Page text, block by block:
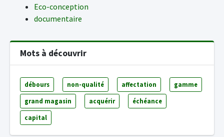
Eco-conception
documentaire
Mots à découvrir
débours non-qualité affectation gamme
grand magasin acquérir échéance
capital